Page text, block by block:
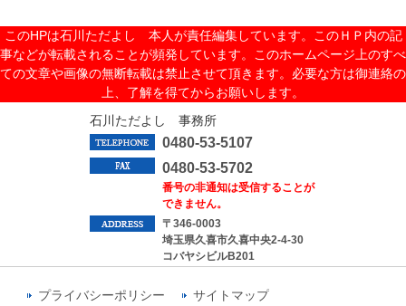
このHPは石川ただよし 本人が責任編集しています。このＨＰ内の記
事などが転載されることが頻発しています。このホームページ上のすべ
ての文章や画像の無断転載は禁止させて頂きます。必要な方は御連絡の
上、了解を得てからお願いします。
石川ただよし 事務所
0480-53-5107
0480-53-5702
番号の非通知は受信することが
できません。
〒346-0003
埼玉県久喜市久喜中央2-4-30
コバヤシビルB201
プライバシーポリシー サイトマップ